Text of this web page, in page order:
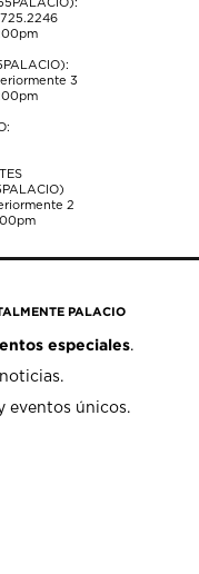
3
2
PALACIO
especiales.
eventos únicos.